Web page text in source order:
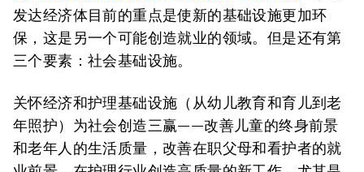
发达经济体目前的重点是使新的基础设施更加环
保，这是另一个可能创造就业的领域。但是还有第
三个要素：社会基础设施。
关怀经济和护理基础设施（从幼儿教育和育儿到老
年照护）为社会创造三赢——改善儿童的终身前景
和老年人的生活质量，改善在职父母和看护者的就